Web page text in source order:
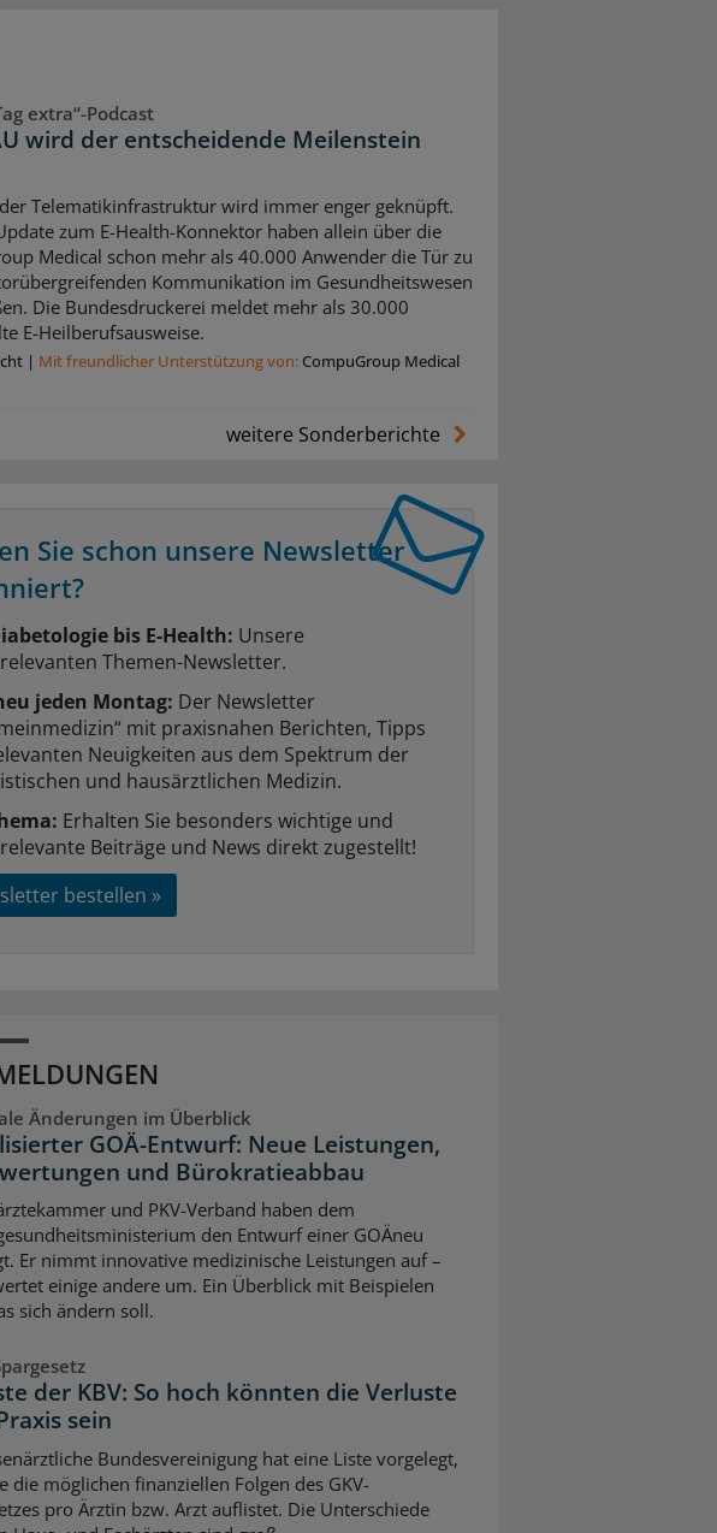
extra“-Podcast
wird der entscheidende Meilenstein
Telematikinfrastruktur wird immer enger geknüpft.
zum E-Health-Konnektor haben allein über die
Medical schon mehr als 40.000 Anwender die Tür zu
Kommunikation im Gesundheitswesen
Die Bundesdruckerei meldet mehr als 30.000
E-Heilberufsausweise.
| Mit freundlicher Unterstützung von: CompuGroup Medical
weitere Sonderberichte
Sie schon unsere Newsletter
bis E-Health: Unsere
Themen-Newsletter.
jeden Montag: Der Newsletter
mit praxisnahen Berichten, Tipps
Neuigkeiten aus dem Spektrum der
und hausärztlichen Medizin.
Erhalten Sie besonders wichtige und
Beiträge und News direkt zugestellt!
bestellen »
Änderungen im Überblick
GOÄ-Entwurf: Neue Leistungen,
und Bürokratieabbau
und PKV-Verband haben dem
den Entwurf einer GOÄneu
Er nimmt innovative medizinische Leistungen auf –
einige andere um. Ein Überblick mit Beispielen
sich ändern soll.
der KBV: So hoch könnten die Verluste
sein
Bundesvereinigung hat eine Liste vorgelegt,
die möglichen finanziellen Folgen des GKV-
pro Ärztin bzw. Arzt auflistet. Die Unterschiede